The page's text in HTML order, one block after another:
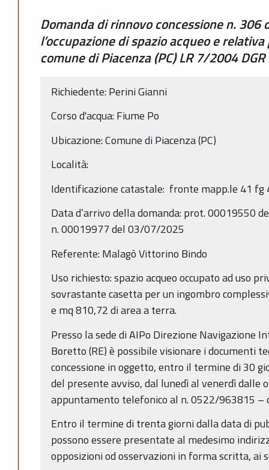
Domanda di rinnovo concessione n.
l’occupazione di spazio acqueo e
comune di Piacenza (PC) LR 7/2004
Richiedente: Perini Gianni
Corso d'acqua: Fiume Po
Ubicazione: Comune di Piacenza (PC)
Località:
Identificazione catastale: fronte mapp.le 41 fg
Data d’arrivo della domanda: prot. 00019550
n. 00019977 del 03/07/2025
Referente: Malagò Vittorino Bindo
Uso richiesto: spazio acqueo occupato ad uso
sovrastante casetta per un ingombro
e mq 810,72 di area a terra.
Presso la sede di AIPo Direzione Navigazione
Boretto (RE) è possibile visionare i documenti
concessione in oggetto, entro il termine di 30
del presente avviso, dal lunedì al venerdì dalle
appuntamento telefonico al n. 0522/963815 –
Entro il termine di trenta giorni dalla data di
possono essere presentate al medesimo
opposizioni od osservazioni in forma scritta, ai